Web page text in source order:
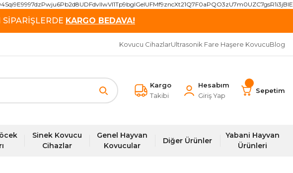
KARGO BEDAVA!
Kovucu CihazlarUltrasonik Fare Haşere KovucuBlog
Kargo
Takibi
Hesabım
Giriş Yap
Sepetim
Sinek Kovucu
Cihazlar
Genel Hayvan
Kovucular
Diğer Ürünler
Yabani Hayvan
Ürünleri